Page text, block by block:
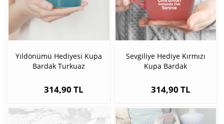
Yıldönümü Hediyesi Kupa
Bardak Turkuaz
314,90 TL
Sevgiliye Hediye Kırmızı
Kupa Bardak
314,90 TL